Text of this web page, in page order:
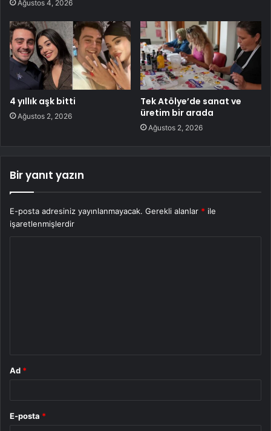
Ağustos 4, 2026
4 yıllık aşk bitti
Ağustos 2, 2026
Tek Atölye’de sanat ve
üretim bir arada
Ağustos 2, 2026
Bir yanıt yazın
E-posta adresiniz yayınlanmayacak. Gerekli alanlar * ile
işaretlenmişlerdir
Ad *
E-posta *